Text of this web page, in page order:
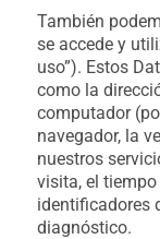
También
se accede y
uso”). Estos
como la
computador
navegador, la
nuestros
visita, el
identificadores
diagnóstico.